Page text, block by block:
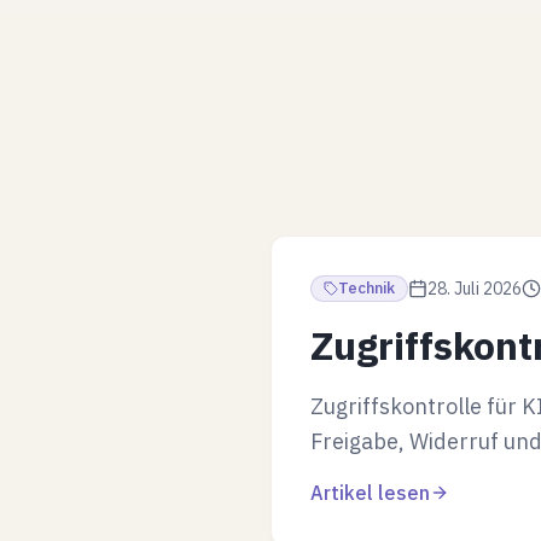
Technik 28. Juli 2026
Zugriffskontrolle für
Freigabe, Widerruf
Artikel lesen